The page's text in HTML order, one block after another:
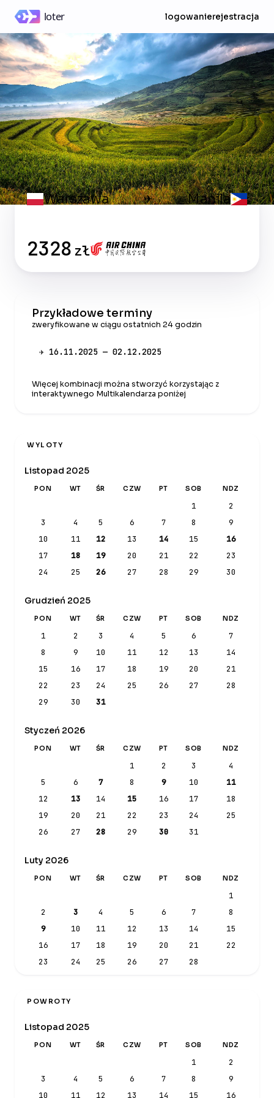
logowanierejestracja
Warszawa ✈ Manila
2328 zł
Przykładowe terminy
zweryfikowane w ciągu ostatnich 24 godzin
✈ 16.11.2025 — 02.12.2025
Więcej kombinacji można stworzyć korzystając z
interaktywnego Multikalendarza poniżej
WYLOTY
Listopad 2025
PON WT ŚR CZW PT SOB NDZ
1
2
3
4 5 6 7 8
9
10
11 12 13 14 15
16
17
18 19 20 21 22
23
24
25 26 27 28 29 30
Grudzień 2025
PON WT ŚR CZW PT SOB NDZ
1 2 3 4 5 6
7
8
9 10 11 12 13
14
15
16 17 18 19 20
21
22
23 24 25 26 27
28
29
30 31
Styczeń 2026
PON WT ŚR CZW PT SOB NDZ
1 2 3
4
5
6 7 8 9 10
11
12
13 14 15 16 17
18
19
20 21 22 23 24
25
26
27 28 29 30 31
Luty 2026
PON WT ŚR CZW PT SOB NDZ
1
2
3 4 5 6 7
8
9
10 11 12 13 14
15
16
17 18 19 20 21
22
23
24 25 26 27 28
POWROTY
Listopad 2025
PON WT ŚR CZW PT SOB NDZ
1
2
3
4 5 6 7 8
9
10
11 12 13 14 15 16